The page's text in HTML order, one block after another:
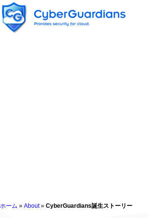
ホーム » About» CyberGuardians誕生ストーリー